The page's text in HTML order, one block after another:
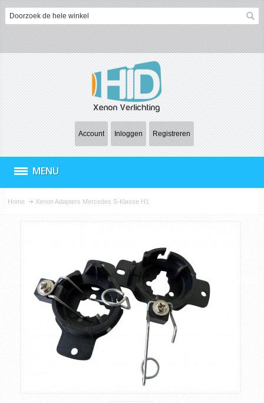
Account Inloggen Registreren
MENU
Home Xenon Adapters Mercedes S-Klasse H1